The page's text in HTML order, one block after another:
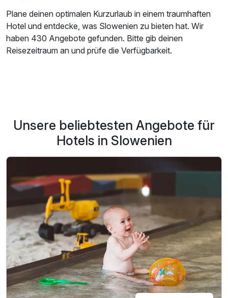
Plane deinen optimalen Kurzurlaub in einem traumhaften
Hotel und entdecke, was Slowenien zu bieten hat. Wir
haben 430 Angebote gefunden. Bitte gib deinen
Reisezeitraum an und prüfe die Verfügbarkeit.
Unsere beliebtesten Angebote für
Hotels in Slowenien